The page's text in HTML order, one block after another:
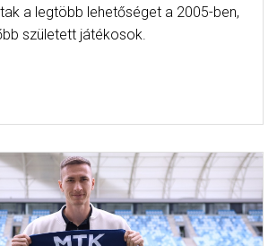
a legtöbb lehetőséget a 2005-ben,
született játékosok.